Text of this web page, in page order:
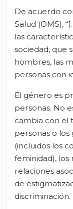
De acuerdo
Salud (OMS),
las
sociedad, que
hombres, las
personas con
El género es
personas. No
cambia con el
personas o los
(incluidos los
feminidad), los
relaciones
de
discriminación.